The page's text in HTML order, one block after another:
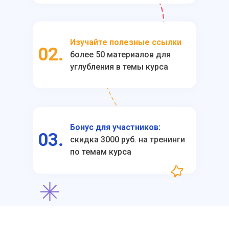
02.
Изучайте полезные ссылки
более 50 материалов для
углубления в темы курса
03.
Бонус для участников:
скидка 3000 руб. на тренинги
по темам курса